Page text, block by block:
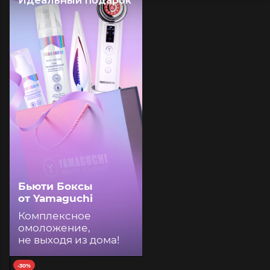
Бьюти Боксы
от Yamaguchi
Комплексное
омоложение,
не выходя из дома!
-30%